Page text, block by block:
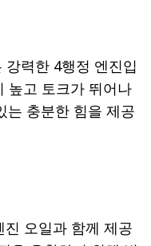
강력한 4행정 엔진입
높고 토크가 뛰어나
는 충분한 힘을 제공
오일과 함께 제공